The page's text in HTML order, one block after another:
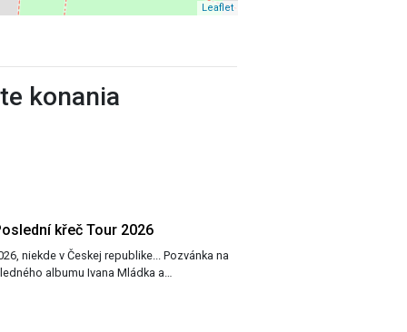
Leaflet
konania
křeč Tour 2026
v Českej republike... Pozvánka na
albumu Ivana Mládka a…